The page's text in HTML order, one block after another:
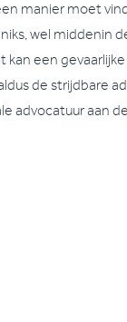
manier moet
wel middenin
een gevaarlijke
de strijdbare
advocatuur aan